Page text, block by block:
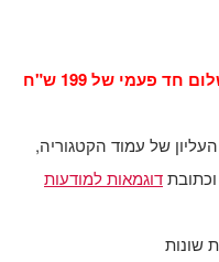
תשלום חד פעמי של 199 ש"ח
של עמוד הקטגוריה,
דוגמאות למודעות
שונות